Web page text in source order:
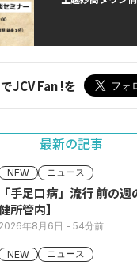
JCV Fan !を
最新の記事
NEW ニュース
「手足口病」流行 前の週の3倍に増加【上越保
所管内】
2026年8月6日 - 54分前
NEW ニュース